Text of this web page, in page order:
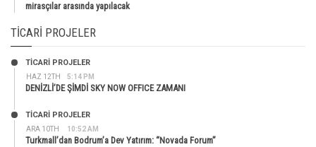
mirasçılar arasında yapılacak
TICARI PROJELER
HAZ 12TH 5:14 PM
TİCARİ PROJELER
DENİZLİ’DE ŞİMDİ SKY NOW OFFICE ZAMANI
ARA 10TH 10:52 AM
TİCARİ PROJELER
Turkmall’dan Bodrum’a Dev Yatırım: “Novada Forum”